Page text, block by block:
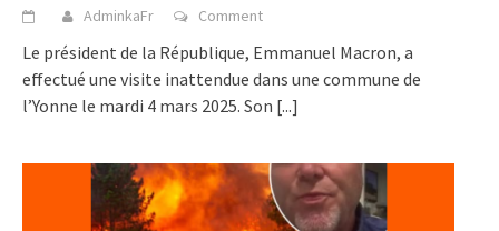
AdminkaFr Comment
Le président de la République, Emmanuel Macron, a
effectué une visite inattendue dans une commune de
l’Yonne le mardi 4 mars 2025. Son [...]